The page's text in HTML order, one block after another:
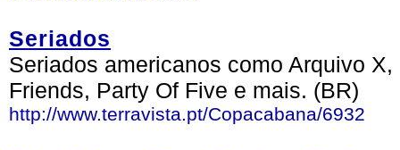
Seriados
Seriados americanos como Arquivo
Friends, Party Of Five e mais. (BR)
http://www.terravista.pt/Copacabana/6932